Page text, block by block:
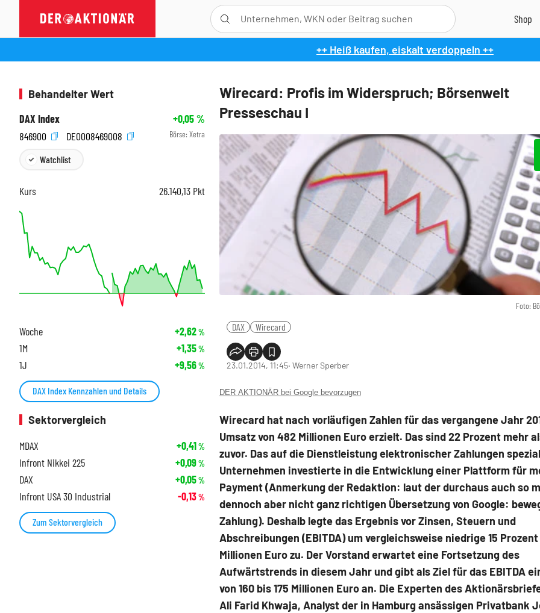
++ Heiß kaufen, eiskalt verdoppeln ++
Wirecard: Profis im Widerspruch; Börsenwelt
Presseschau I
Foto:
DAX Wirecard
23.01.2014, 11:45‧ Werner Sperber
DER AKTIONÄR bei Google bevorzugen
Wirecard hat nach vorläufigen Zahlen für das vergangene Jahr
Umsatz von 482 Millionen Euro erzielt. Das sind 22 Prozent mehr
zuvor. Das auf die Dienstleistung elektronischer Zahlungen
Unternehmen investierte in die Entwicklung einer Plattform für
Payment (Anmerkung der Redaktion: laut der durchaus auch so
dennoch aber nicht ganz richtigen Übersetzung von Google:
Zahlung). Deshalb legte das Ergebnis vor Zinsen, Steuern und
Abschreibungen (EBITDA) um vergleichsweise niedrige 15 Prozent
Millionen Euro zu. Der Vorstand erwartet eine Fortsetzung des
Aufwärtstrends in diesem Jahr und gibt als Ziel für das EBITDA
von 160 bis 175 Millionen Euro an. Die Experten des
Ali Farid Khwaja, Analyst der in Hamburg ansässigen Privatbank
Behandelter Wert
DAX Index
+0,05%
846900
DE0008469008 Börse: Xetra
Watchlist
Kurs 26.140,13 Pkt
Woche +2,62%
1M +1,35%
1J +9,56%
DAX Index Kennzahlen und Details
Sektorvergleich
MDAX
+0,41%
Infront Nikkei 225 +0,09%
DAX +0,05%
Infront USA 30 Industrial -0,13%
Zum Sektorvergleich